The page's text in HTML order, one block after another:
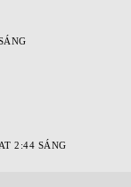
2:44 SÁNG